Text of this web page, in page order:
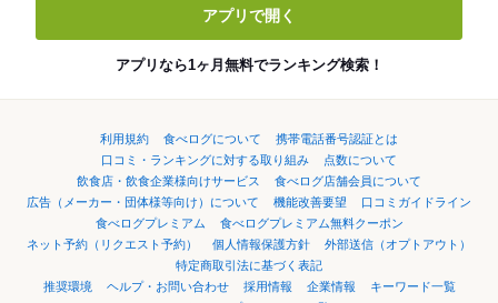
アプリで開く
アプリなら1ヶ月無料でランキング検索！
利用規約 食べログについて
携帯電話番号認証とは
口コミ・ランキングに対する取り組み
点数について
飲食店・飲食企業様向けサービス
食べログ店舗会員について
広告（メーカー・団体様等向け）について
機能改善要望
口コミガイドライン
食べログプレミアム
食べログプレミアム無料クーポン
ネット予約（リクエスト予約）
個人情報保護方針
外部送信（オプトアウト）
特定商取引法に基づく表記
推奨環境
ヘルプ・お問い合わせ 採用情報 企業情報
キーワード一覧